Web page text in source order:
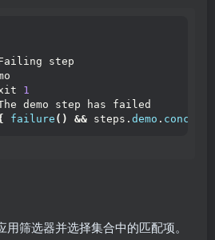
step
1
demo step has failed
failure () && steps. demo .
用筛选器并选择集合中的匹配项。